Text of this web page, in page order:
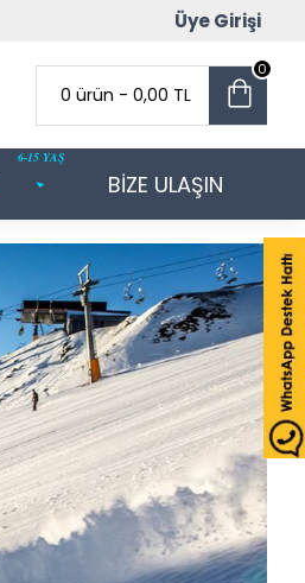
Üye Girişi
0 ürün - 0,00 TL
0
6-15 YAŞ
BİZE ULAŞIN